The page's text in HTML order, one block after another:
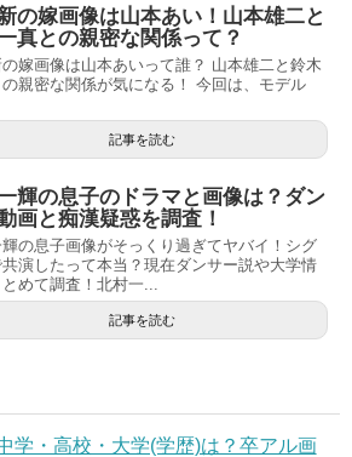
の嫁画像は山本あい！山本雄二と
真との親密な関係って？
嫁画像は山本あいって誰？ 山本雄二と鈴木
親密な関係が気になる！ 今回は、モデル
記事を読む
輝の息子のドラマと画像は？ダン
画と痴漢疑惑を調査！
の息子画像がそっくり過ぎてヤバイ！シグ
演したって本当？現在ダンサー説や大学情
めて調査！北村一...
記事を読む
学・高校・大学(学歴)は？卒アル画